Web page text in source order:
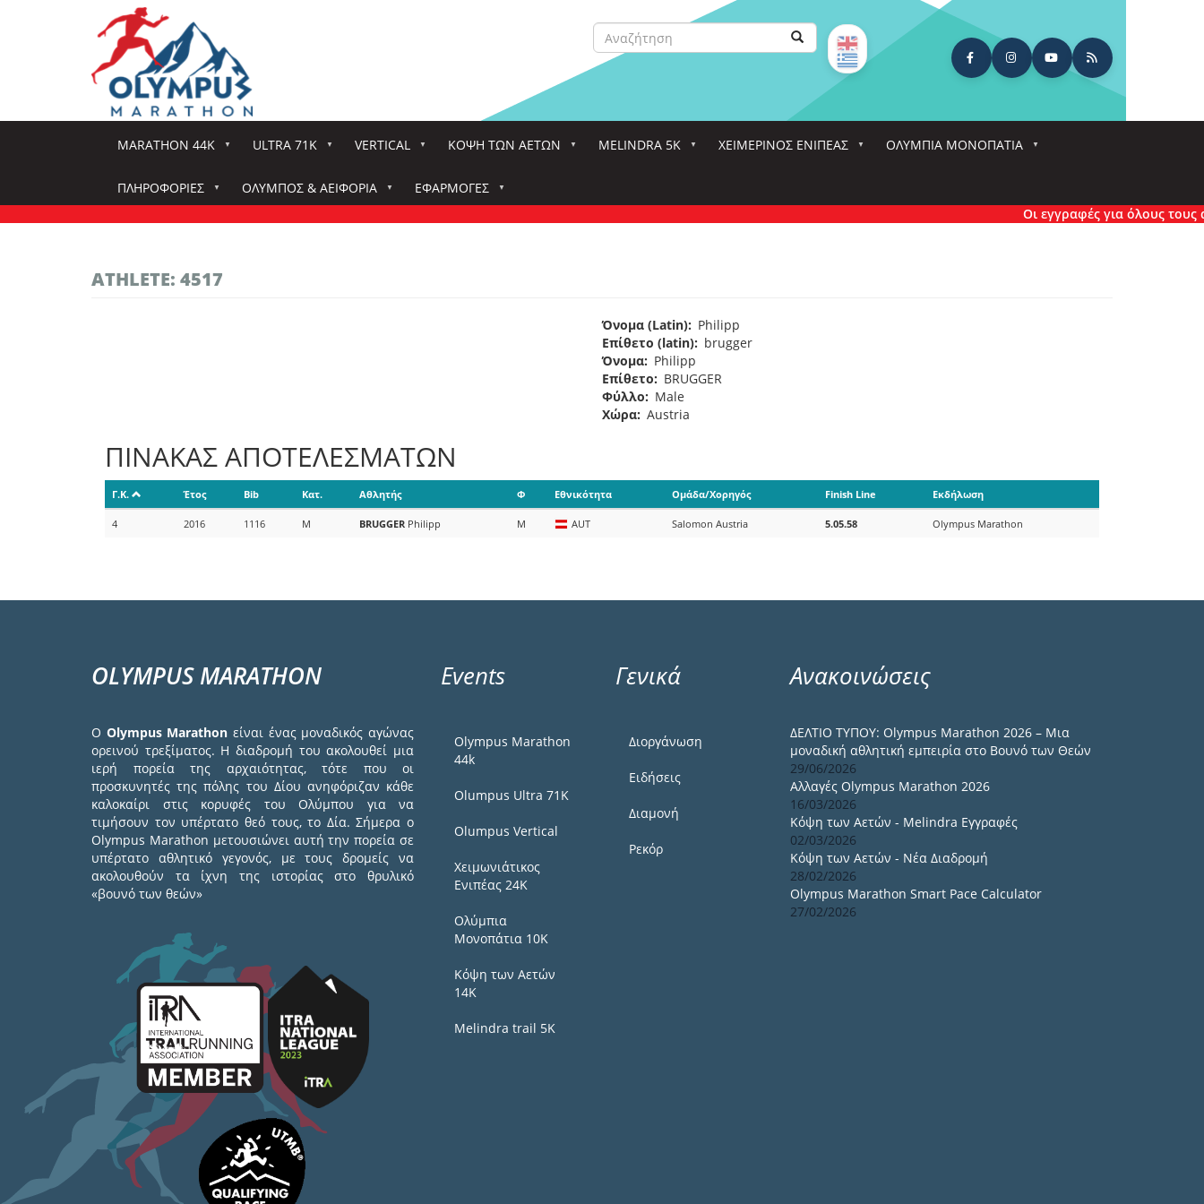
Search
Αναζήτηση Αναζήτηση
MARATHON 44K ULTRA 71K VERTICAL ΚΌΨΗ ΤΩΝ ΑΕΤΏΝ MELINDRA 5K ΧΕΙΜΕΡΙΝΟΣ ΕΝΙΠΕΑΣ ΟΛΎΜΠΙΑ ΜΟΝΟΠΆΤΙΑ
ΠΛΗΡΟΦΟΡΊΕΣ ΌΛΥΜΠΟΣ & ΑΕΙΦΟΡΊΑ
ΕΦΑΡΜΟΓΈΣ
Οι εγγραφές για όλους τους
ATHLETE: 4517
Όνομα (Latin)
Philipp
Επίθετο (latin)
brugger
Όνομα
Philipp
Επίθετο
BRUGGER
Φύλλο
Male
Χώρα Austria
ΠΙΝΑΚΑΣ ΑΠΟΤΕΛΕΣΜΑΤΩΝ
Γ.Κ. Έτος Bib Κατ. Αθλητής Φ Εθνικότητα Ομάδα/Χορηγός Finish Line Εκδήλωση
4 2016 1116 M BRUGGER Philipp M AUT Salomon Austria 5.05.58 Olympus Marathon
OLYMPUS MARATHON
Ο Olympus Marathon είναι ένας μοναδικός αγώνας
ορεινού τρεξίματος. Η διαδρομή του ακολουθεί μια
ιερή πορεία της αρχαιότητας, τότε που οι
προσκυνητές της πόλης του Δίου ανηφόριζαν κάθε
καλοκαίρι στις κορυφές του Ολύμπου για να
τιμήσουν τον υπέρτατο θεό τους, το Δία. Σήμερα ο
Olympus Marathon μετουσιώνει αυτή την πορεία σε
υπέρτατο αθλητικό γεγονός, με τους δρομείς να
ακολουθούν τα ίχνη της ιστορίας στο θρυλικό
«βουνό των θεών»
Events
Olympus Marathon
44k
Olumpus Ultra 71K
Olumpus Vertical
Χειμωνιάτικος
Ενιπέας 24Κ
Ολύμπια
Μονοπάτια 10Κ
Κόψη των Αετών
14Κ
Melindra trail 5Κ
Γενικά
Διοργάνωση
Ειδήσεις
Διαμονή
Ρεκόρ
Ανακοινώσεις
ΔΕΛΤΙΟ ΤΥΠΟΥ: Olympus Marathon 2026 – Μια
μοναδική αθλητική εμπειρία στο Βουνό των Θεών
29/06/2026
Αλλαγές Olympus Marathon 2026
16/03/2026
Κόψη των Αετών - Melindra Εγγραφές
02/03/2026
Κόψη των Αετών - Νέα Διαδρομή
28/02/2026
Olympus Marathon Smart Pace Calculator
27/02/2026